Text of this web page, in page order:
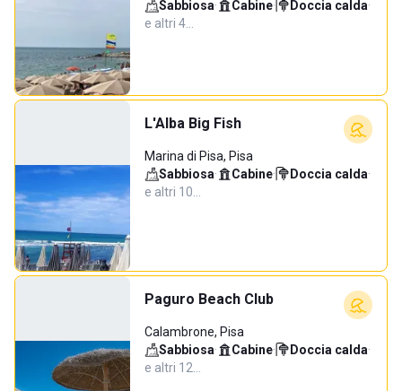
Sabbiosa· Cabine· Doccia calda·
e altri 4…
L'Alba Big Fish
Marina di Pisa, Pisa
Sabbiosa· Cabine· Doccia calda·
e altri 10…
Paguro Beach Club
Calambrone, Pisa
Sabbiosa· Cabine· Doccia calda·
e altri 12…